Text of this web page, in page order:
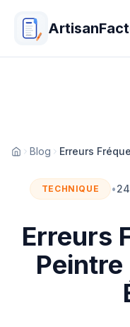
Accueil
Blog
TECHNIQUE •
Erreurs
Peintre